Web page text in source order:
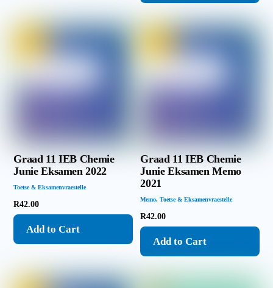
Graad 11 IEB Chemie
Junie Eksamen 2022
Toetse & Eksamenvraestelle
R42.00
Add to Cart
Graad 11 IEB Chemie
Junie Eksamen Memo
2021
Memo,Toetse & Eksamenvraestelle
R42.00
Add to Cart